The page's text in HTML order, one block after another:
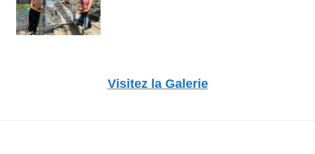
Visitez la Galerie